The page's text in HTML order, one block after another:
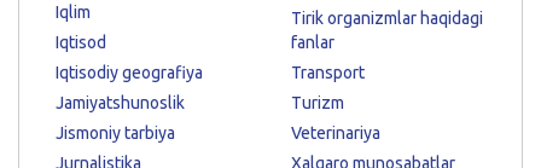
Iqlim
Iqtisod
Iqtisodiy geografiya
Jamiyatshunoslik
Jismoniy tarbiya
Jurnalistika
Tirik organizmlar haqidagi
fanlar
Transport
Turizm
Veterinariya
Xalqaro munosabatlar